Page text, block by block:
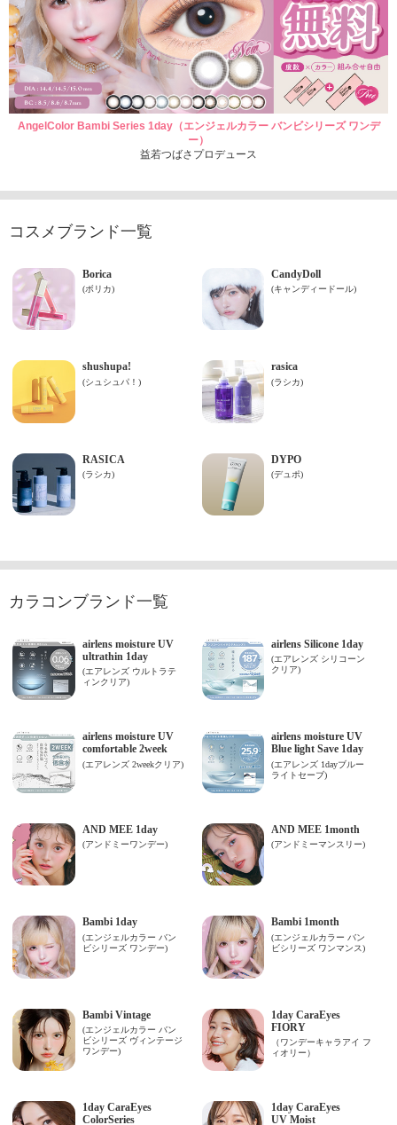
AngelColor Bambi Series 1day（エンジェルカラー バンビシリーズ ワンデ
ー）
益若つばさプロデュース
コスメブランド一覧
カラコンブランド一覧